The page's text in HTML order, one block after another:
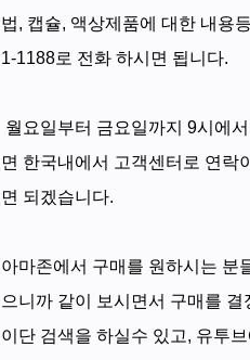
법, 캡슐, 액상제품에 대한 내용
1-1188로 전화 하시면 됩니다.
월요일부터 금요일까지 9시에
면 한국내에서 고객센터로 연락
면 되겠습니다.
아마존에서 구매를 원하시는 분
으니까 같이 보시면서 구매를
이단 검색을 하실수 있고, 유투